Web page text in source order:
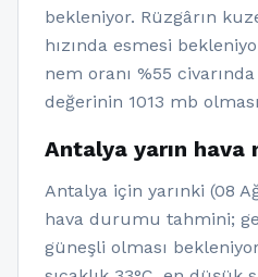
bekleniyor. Rüzgârın
hızında esmesi
nem oranı %55
değerinin 1013 mb
Antalya yarın hava
Antalya için yarınki (08
hava durumu tahmini;
güneşli olması